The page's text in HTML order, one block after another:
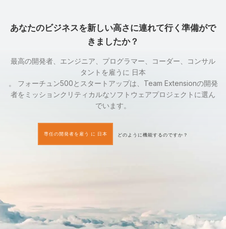
あなたのビジネスを新しい高さに連れて行く準備がで
きましたか？
最高の開発者、エンジニア、プログラマー、コーダー、コンサル
タントを雇うに 日本
。 フォーチュン500とスタートアップは、Team Extensionの開発
者をミッションクリティカルなソフトウェアプロジェクトに選ん
でいます。
専任の開発者を雇う に 日本 どのように機能するのですか？